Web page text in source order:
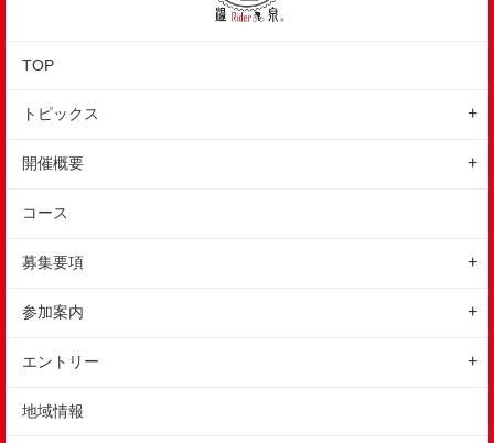
TOP
トピックス
ニュース
開催概要
イベントの特徴
アクセス
駐車場
コース
コース
募集要項
エンデューロ
保険
参加案内
参加前のご案内
エントリー
エントリーの方法
地域情報